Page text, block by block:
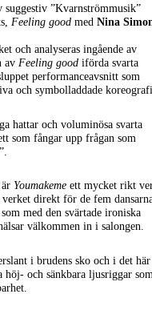
suggestiv ”Kvarnströmmusik”
Feeling good med Nina
och analyseras ingående av
av Feeling good iförda svarta
performanceavsnitt som
och symbolladdade
hattar och voluminösa svarta
som fångar upp frågan som
Youmakeme ett mycket rikt
direkt för de fem
med den svärtade ironiska
välkommen in i salongen.
i brudens sko och i det här
höj- och sänkbara ljusriggar